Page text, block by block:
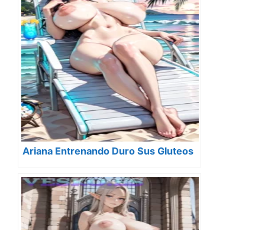
Ariana Entrenando Duro Sus Gluteos